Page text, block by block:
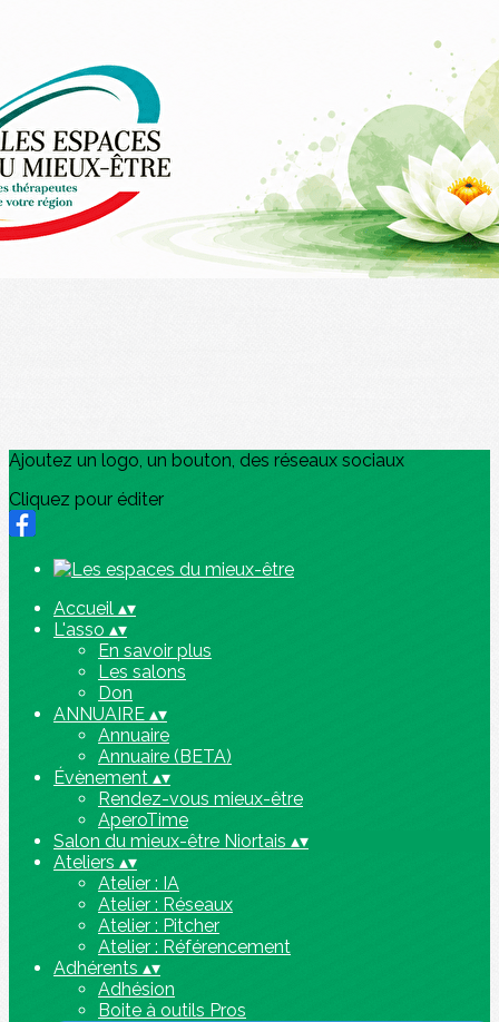
Exporter uniquement les colonnes affichées
Menu
?>
Images de la page d'accueil
Cliquez pour éditer
Ajoutez un logo, un bouton, des réseaux sociaux
Cliquez pour éditer
Accueil ▴▾
L'asso ▴▾
En savoir plus
Les salons
Don
ANNUAIRE ▴▾
Annuaire
Annuaire (BETA)
Évènement ▴▾
Rendez-vous mieux-être
AperoTime
Salon du mieux-être Niortais ▴▾
Ateliers ▴▾
Atelier : IA
Atelier : Réseaux
Atelier : Pitcher
Atelier : Référencement
Adhérents ▴▾
Adhésion
Boite à outils Pros